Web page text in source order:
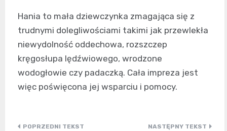
Hania to mała dziewczynka zmagająca się z
trudnymi dolegliwościami takimi jak przewlekła
niewydolność oddechowa, rozszczep
kręgosłupa lędźwiowego, wrodzone
wodogłowie czy padaczką. Cała impreza jest
więc poświęcona jej wsparciu i pomocy.